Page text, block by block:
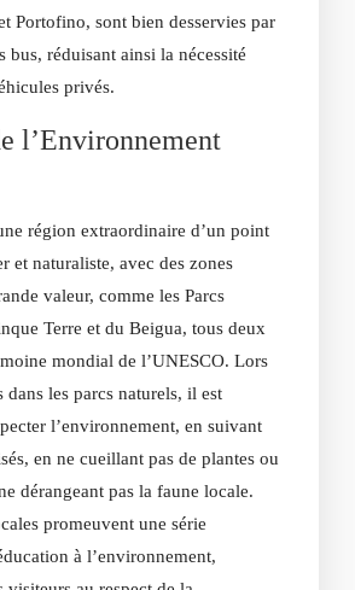
Portofino, sont bien desservies par
bus, réduisant ainsi la nécessité
privés.
l’Environnement
région extraordinaire d’un point
et naturaliste, avec des zones
valeur, comme les Parcs
Terre et du Beigua, tous deux
mondial de l’UNESCO. Lors
dans les parcs naturels, il est
l’environnement, en suivant
en ne cueillant pas de plantes ou
dérangeant pas la faune locale.
promeuvent une série
à l’environnement,